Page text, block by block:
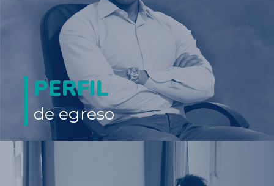
PERFIL
de egreso
privados y civiles con un saber hacer jurídico y de gestión urbanística
que le permite impulsar proyectos de investigación aplicada,
consultorías, asesorías, procesos de formación y de ordenamiento y
prospectiva territorial.